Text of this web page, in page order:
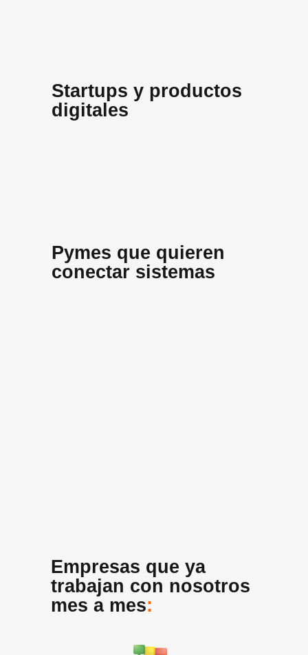
Startups y productos
digitales
Pymes que quieren
conectar sistemas
Empresas que ya
trabajan con nosotros
mes a mes: